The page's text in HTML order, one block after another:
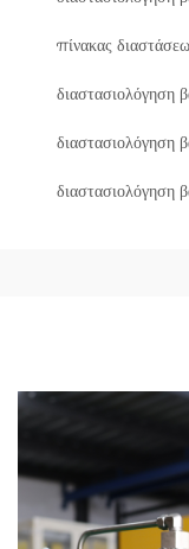
πίνακας
διαστασιολόγηση
διαστασιολόγηση
διαστασιολόγηση